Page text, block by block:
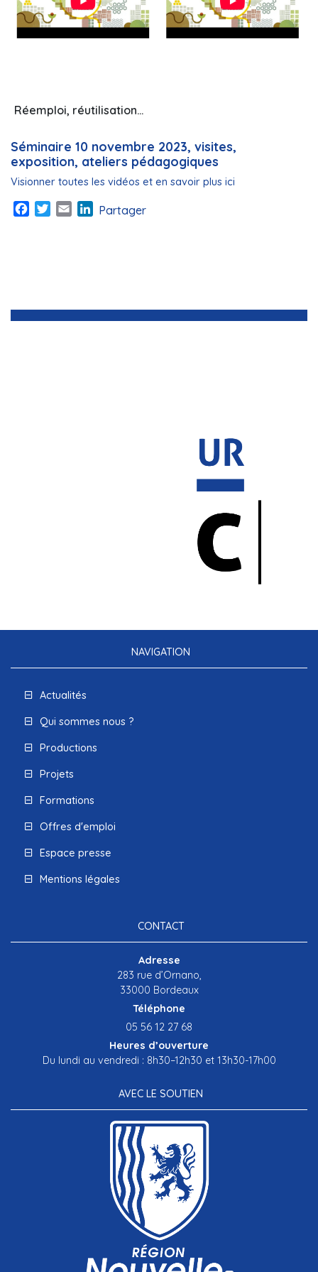
Réemploi, réutilisation…
Séminaire 10 novembre 2023, visites,
exposition, ateliers pédagogiques
Visionner toutes les vidéos et en savoir plus ici
Facebook
TwitterEmail LinkedIn
Partager
NAVIGATION
Actualités
Qui sommes nous ?
Productions
Projets
Formations
Offres d'emploi
Espace presse
Mentions légales
CONTACT
Adresse
283 rue d’Ornano,
33000 Bordeaux
Téléphone
05 56 12 27 68
Heures d’ouverture
Du lundi au vendredi : 8h30–12h30 et 13h30-17h00
AVEC LE SOUTIEN